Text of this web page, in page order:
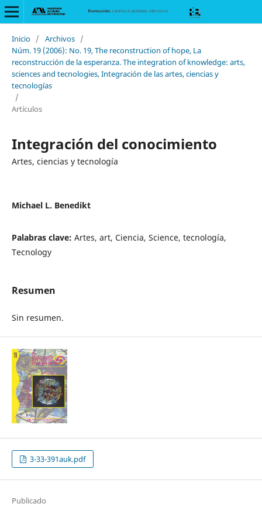
Inicio / Archivos /
Núm. 19 (2006): No. 19, The reconstruction of hope, La
reconstrucción de la esperanza. The integration of knowledge: arts,
sciences and tecnologies, Integración de las artes, ciencias y
tecnologías
/
Artículos
Integración del conocimiento
Artes, ciencias y tecnología
Michael L. Benedikt
Palabras clave: Artes, art, Ciencia, Science, tecnología,
Tecnology
Resumen
Sin resumen.
3-33-391auk.pdf
Publicado